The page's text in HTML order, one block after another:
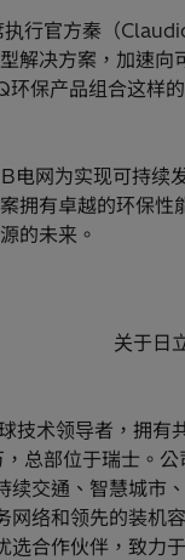
行官方秦（
解决方案，加速
保产品组合这样
电网为实现可持续
拥有卓越的环保
的未来。
关于日
技术领导者，拥有
总部位于瑞士。
续交通、智慧城市
网络和领先的装机
选合作伙伴，致力